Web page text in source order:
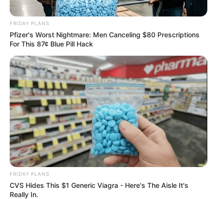
FRIDAY PLANS
Pfizer's Worst Nightmare: Men Canceling $80 Prescriptions
For This 87¢ Blue Pill Hack
FRIDAY PLANS
CVS Hides This $1 Generic Viagra - Here's The Aisle It's
Really In.